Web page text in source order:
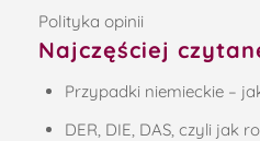
Polityka opinii
Najczęściej
Przypadki niemieckie –
DER, DIE, DAS, czyli jak